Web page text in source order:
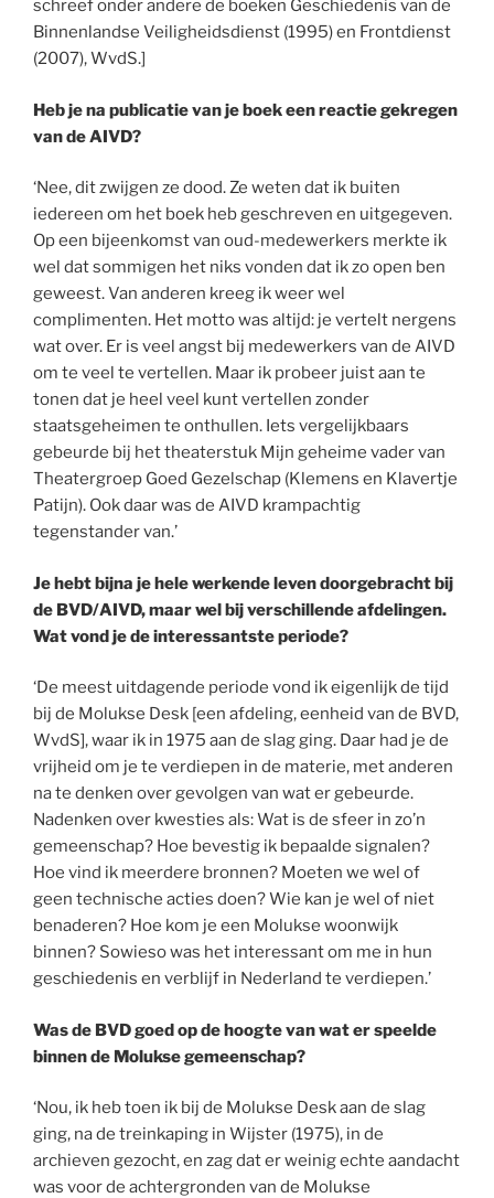
schreef onder andere de boeken Geschiedenis van de
Binnenlandse Veiligheidsdienst (1995) en Frontdienst
(2007), WvdS.]
Heb je na publicatie van je boek een reactie gekregen
van de AIVD?
‘Nee, dit zwijgen ze dood. Ze weten dat ik buiten
iedereen om het boek heb geschreven en uitgegeven.
Op een bijeenkomst van oud-medewerkers merkte ik
wel dat sommigen het niks vonden dat ik zo open ben
geweest. Van anderen kreeg ik weer wel
complimenten. Het motto was altijd: je vertelt nergens
wat over. Er is veel angst bij medewerkers van de AIVD
om te veel te vertellen. Maar ik probeer juist aan te
tonen dat je heel veel kunt vertellen zonder
staatsgeheimen te onthullen. Iets vergelijkbaars
gebeurde bij het theaterstuk Mijn geheime vader van
Theatergroep Goed Gezelschap (Klemens en Klavertje
Patijn). Ook daar was de AIVD krampachtig
tegenstander van.’
Je hebt bijna je hele werkende leven doorgebracht bij
de BVD/AIVD, maar wel bij verschillende afdelingen.
Wat vond je de interessantste periode?
‘De meest uitdagende periode vond ik eigenlijk de tijd
bij de Molukse Desk [een afdeling, eenheid van de BVD,
WvdS], waar ik in 1975 aan de slag ging. Daar had je de
vrijheid om je te verdiepen in de materie, met anderen
na te denken over gevolgen van wat er gebeurde.
Nadenken over kwesties als: Wat is de sfeer in zo’n
gemeenschap? Hoe bevestig ik bepaalde signalen?
Hoe vind ik meerdere bronnen? Moeten we wel of
geen technische acties doen? Wie kan je wel of niet
benaderen? Hoe kom je een Molukse woonwijk
binnen? Sowieso was het interessant om me in hun
geschiedenis en verblijf in Nederland te verdiepen.’
Was de BVD goed op de hoogte van wat er speelde
binnen de Molukse gemeenschap?
‘Nou, ik heb toen ik bij de Molukse Desk aan de slag
ging, na de treinkaping in Wijster (1975), in de
archieven gezocht, en zag dat er weinig echte aandacht
was voor de achtergronden van de Molukse